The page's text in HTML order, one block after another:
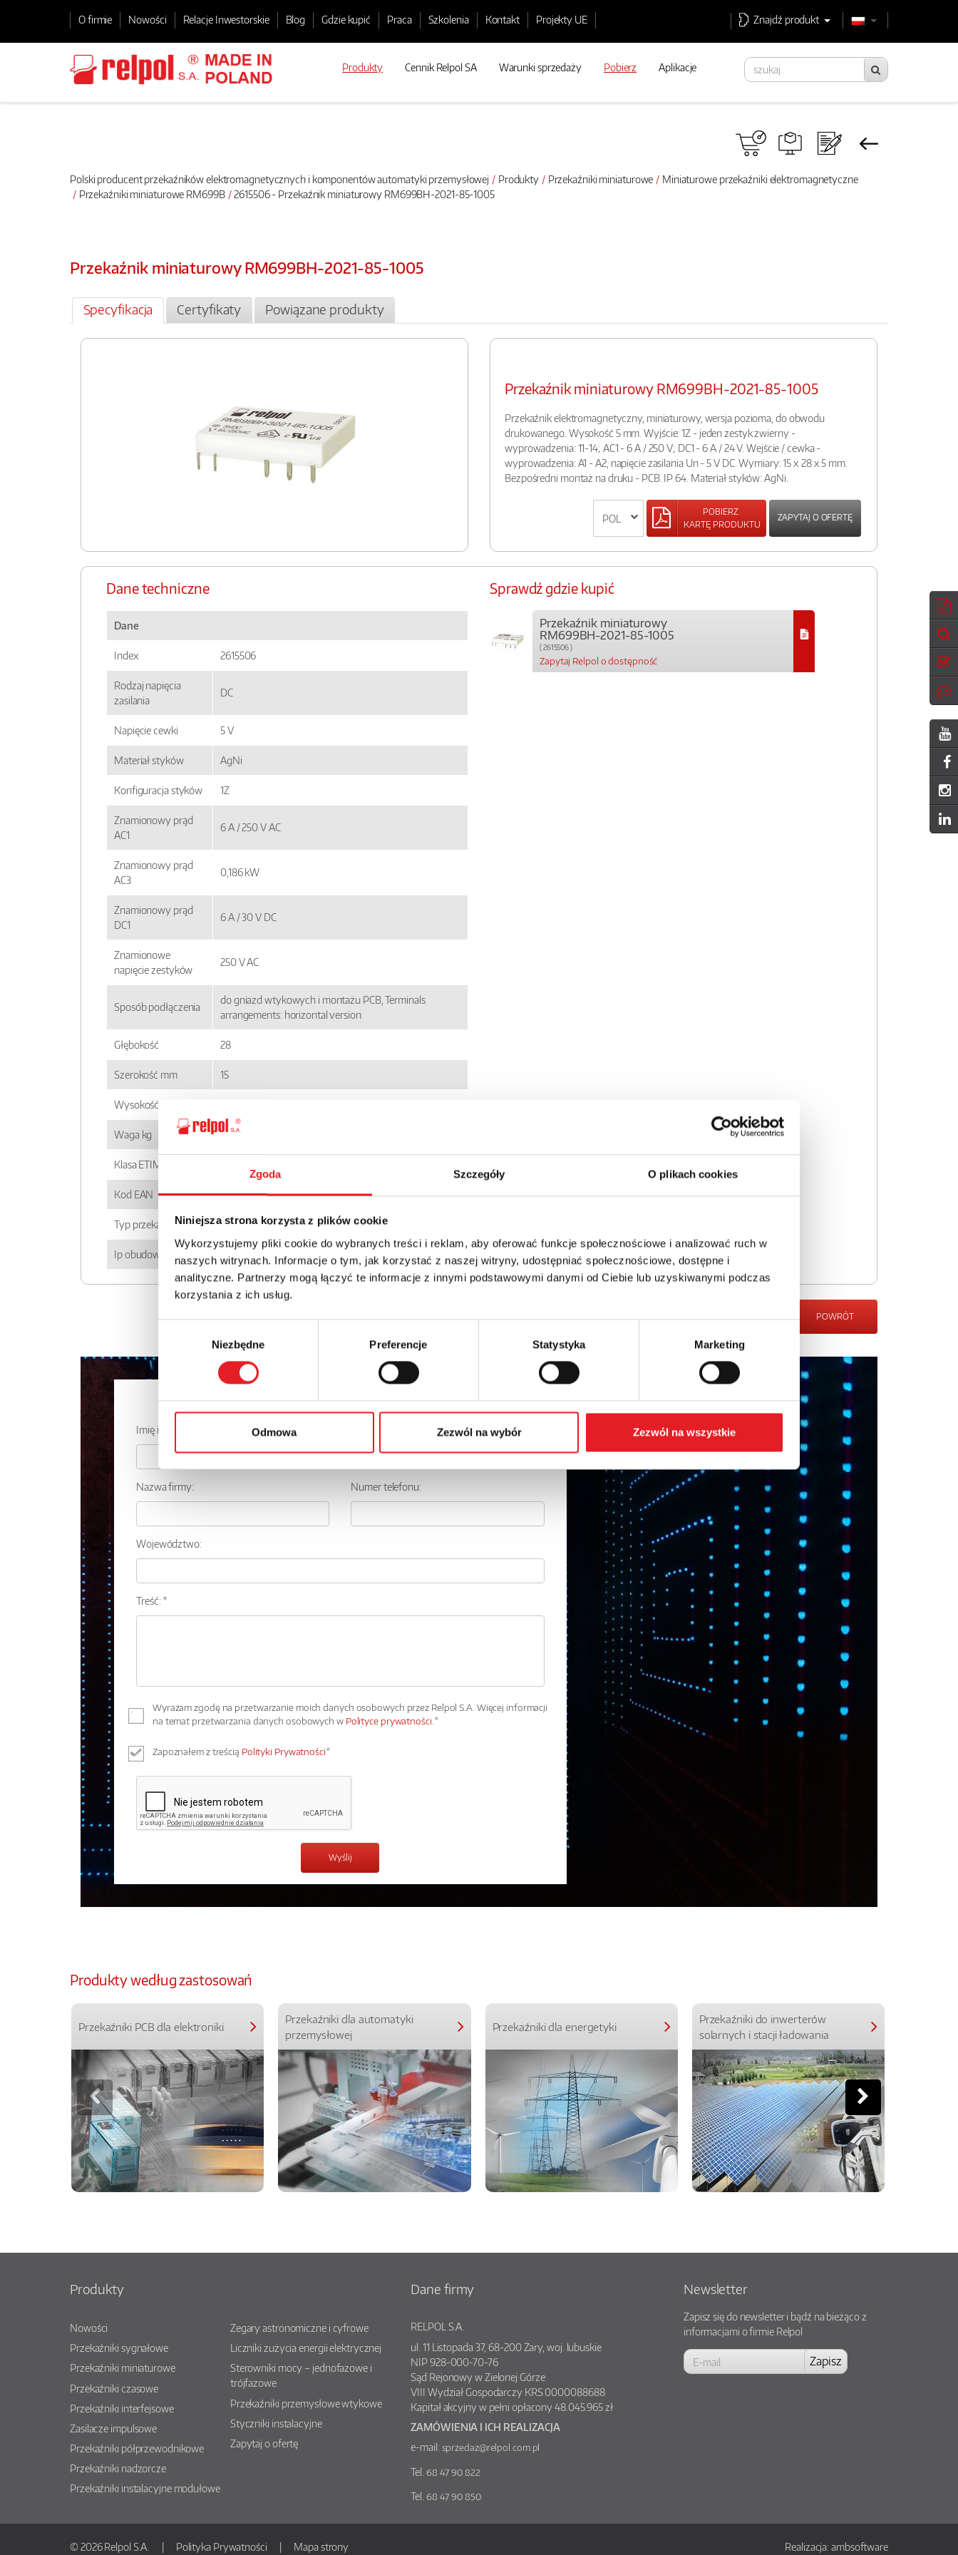
Zgoda Szczegóły O plikach cookies
Niniejsza strona korzysta z plików cookie
Wykorzystujemy pliki cookie do wybranych treści i reklam, aby oferować funkcje społecznościowe i analizować ruch w
naszych witrynach. Informacje o tym, jak korzystać z naszej witryny, udostępniać społecznościowe, dostępne i
analityczne. Partnerzy mogą łączyć te informacje z innymi podstawowymi danymi od Ciebie lub uzyskiwanymi podczas
korzystania z ich usług.
Niezbędne Preferencje Statystyka Marketing
Odmowa Zezwól na wybór Zezwól na wszystkie
O firmie Nowości Relacje Inwestorskie Blog Gdzie kupić Praca Szkolenia Kontakt Projekty UE Znajdź produkt
Produkty Cennik Relpol SA Warunki sprzedaży Pobierz Aplikacje
Polski producent przekaźników elektromagnetycznych i komponentów automatyki przemysłowej Produkty Przekaźniki miniaturowe
Miniaturowe przekaźniki elektromagnetyczne
Przekaźniki miniaturowe RM699B
2615506 - Przekaźnik miniaturowy RM699BH-2021-85-1005
Przekaźnik miniaturowy RM699BH-2021-85-1005
Specyfikacja Certyfikaty Powiązane produkty
Przekaźnik miniaturowy RM699BH-2021-85-1005
Przekaźnik elektromagnetyczny, miniaturowy, wersja pozioma, do obwodu
drukowanego. Wysokość 5 mm. Wyjście: 1Z - jeden zestyk zwierny -
wyprowadzenia: 11-14; AC1 - 6 A / 250 V; DC1 - 6 A / 24 V. Wejście / cewka -
wyprowadzenia: A1 - A2, napięcie zasilania Un - 5 V DC. Wymiary: 15 x 28 x 5 mm.
Bezpośredni montaż na druku - PCB. IP 64. Materiał styków: AgNi.
POBIERZ
KARTĘ PRODUKTU
ZAPYTAJ O OFERTĘ
Dane techniczne
Dane
Index 2615506
Rodzaj napięcia
zasilania
DC
Napięcie cewki 5 V
Materiał styków AgNi
Konfiguracja styków 1Z
Znamionowy prąd
AC1
6 A / 250 V AC
Znamionowy prąd
AC3
0,186 kW
Znamionowy prąd
DC1
6 A / 30 V DC
Znamionowe
napięcie zestyków
250 V AC
Sposób podłączenia
do gniazd wtykowych i montażu PCB, Terminals
arrangements: horizontal version
Głębokość 28
Szerokość mm 15
Wysokość mm
Waga kg 0,006
Klasa ETIM
Kod EAN 5900005257209
Typ przekaźnika RM699BH
Ip obudowy IP 67
Sprawdź gdzie kupić
Przekaźnik miniaturowy
RM699BH-2021-85-1005
( 2615506 )
Zapytaj Relpol o dostępność
POWRÓT
Zapytaj o szczegóły oferty
Imię i nazwisko: *
Nazwa firmy: Numer telefonu:
Województwo:
Treść: *
Wyrażam zgodę na przetwarzanie moich danych osobowych przez Relpol S.A. Więcej informacji
na temat przetwarzania danych osobowych w Polityce prywatności.*
Zapoznałem z treścią Polityki Prywatności*
Produkty według zastosowań
Przekaźniki PCB dla elektroniki
Przekaźniki dla automatyki
przemysłowej
Przekaźniki dla energetyki
Przekaźniki do inwerterów
solarnych i stacji ładowania
Produkty
Nowości
Przekaźniki sygnałowe
Przekaźniki miniaturowe
Przekaźniki czasowe
Przekaźniki interfejsowe
Zasilacze impulsowe
Przekaźniki półprzewodnikowe
Przekaźniki nadzorcze
Przekaźniki instalacyjne modułowe
Zegary astronomiczne i cyfrowe
Liczniki zużycia energii elektrycznej
Sterowniki mocy – jednofazowe i
trójfazowe
Przekaźniki przemysłowe wtykowe
Styczniki instalacyjne
Zapytaj o ofertę
Dane firmy
RELPOL S.A.
ul. 11 Listopada 37,68-200Żary, woj. lubuskie
NIP 928-000-70-76
Sąd Rejonowy w Zielonej Górze
VIII Wydział Gospodarczy KRS 0000088688
Kapitał akcyjny w pełni opłacony 48.045.965 zł
ZAMÓWIENIA I ICH REALIZACJA
e-mail: sprzedaz@relpol.com.pl
Tel. 68 47 90 822
Tel. 68 47 90 850
Newsletter
Zapisz się do newsletter i bądź na bieżąco z
informacjami o firmie Relpol
© 2026 Relpol S.A. Polityka Prywatności Mapa strony Realizacja:ambsoftware